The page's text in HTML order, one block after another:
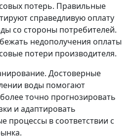
потерь. Правильные
справедливую оплату
со стороны потребителей.
недополучения оплаты
потери производителя.
Достоверные
воды помогают
точно прогнозировать
и адаптировать
процессы в соответствии с